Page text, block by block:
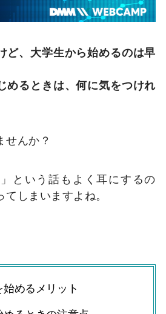
ど、大学生から始めるのは早
めるときは、何に気をつけれ
せんか？
という話もよく耳にするの
しまいますよね。
めるメリット